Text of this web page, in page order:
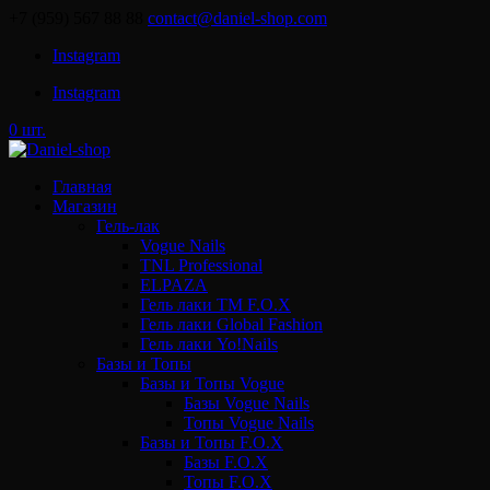
contact@daniel-shop.com
Instagram
Instagram
0 шт.
Главная
Магазин
Гель-лак
Vogue Nails
TNL Professional
ELPAZA
Гель лаки ТМ F.O.X
Гель лаки Global Fashion
Гель лаки Yo!Nails
Базы и Топы
Базы и Топы Vogue
Базы Vogue Nails
Топы Vogue Nails
Базы и Топы F.O.X
Базы F.O.X
Топы F.O.X